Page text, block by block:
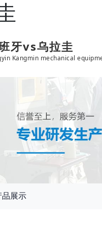
牙vs乌拉圭
Kangmin mechanical
品展示